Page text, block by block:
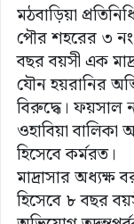
মঠবাড়িয়া
পৌর শহরের ৩ নং
বছর বয়সী এক
যৌন হয়রানির
বিরুদ্ধে। ফয়সাল
ওহাবিয়া
হিসেবে কর্মরত।
মাদ্রাসার
হিসেবে ৮ বছর